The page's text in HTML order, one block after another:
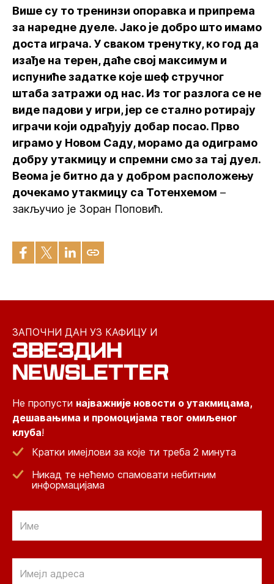
Више су то тренинзи опоравка и припрема
за наредне дуеле. Јако је добро што имамо
доста играча. У сваком тренутку, ко год да
изађе на терен, даће свој максимум и
испуниће задатке које шеф стручног
штаба затражи од нас. Из тог разлога се не
виде падови у игри, јер се стално ротирају
играчи који одрађују добар посао. Прво
играмо у Новом Саду, морамо да одиграмо
добру утакмицу и спремни смо за тај дуел.
Веома је битно да у добром расположењу
дочекамо утакмицу са Тотенхемом –
закључио је Зоран Поповић.
ЗАПОЧНИ ДАН УЗ КАФИЦУ И
ЗВЕЗДИН
NEWSLETTER
Не пропусти најважније новости о утакмицама,
дешавањима и промоцијама твог омиљеног
клуба!
Кратки имејлови за које ти треба 2 минута
Никад те нећемо спамовати небитним
информацијама